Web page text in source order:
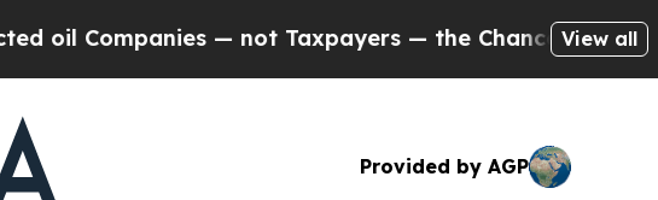
— not Taxpayers — the Chance to Cash in onView all
Provided by AGP